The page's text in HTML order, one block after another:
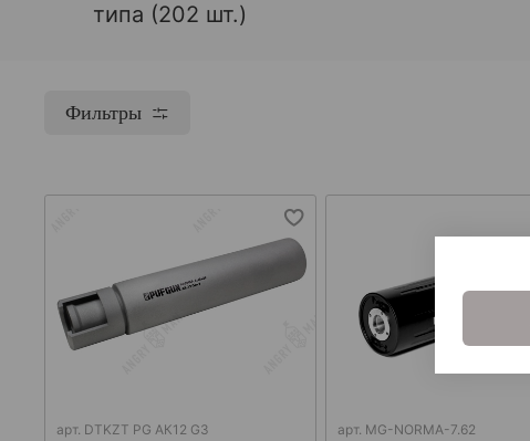
типа (202 шт.)
Фильтры
арт. DTKZT PG АК12 G3 арт. MG-NORMA-7.62